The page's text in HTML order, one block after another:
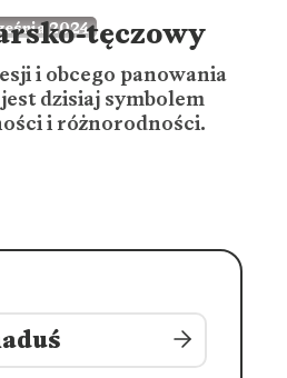
2024tęczowy
i obcego panowania
dzisiaj symbolem
i różnorodności.